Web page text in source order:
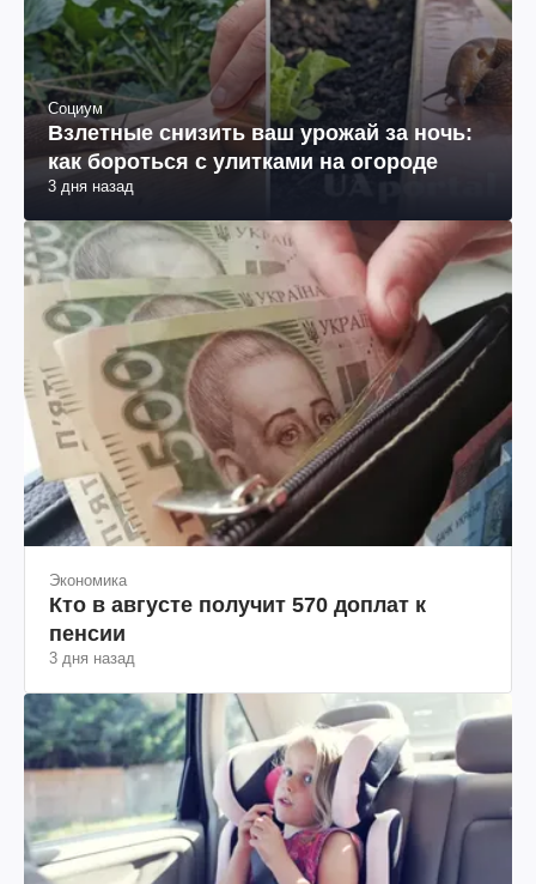
Социум
Взлетные снизить ваш урожай за ночь:
как бороться с улитками на огороде
3 дня назад
Экономика
Кто в августе получит 570 доплат к
пенсии
3 дня назад